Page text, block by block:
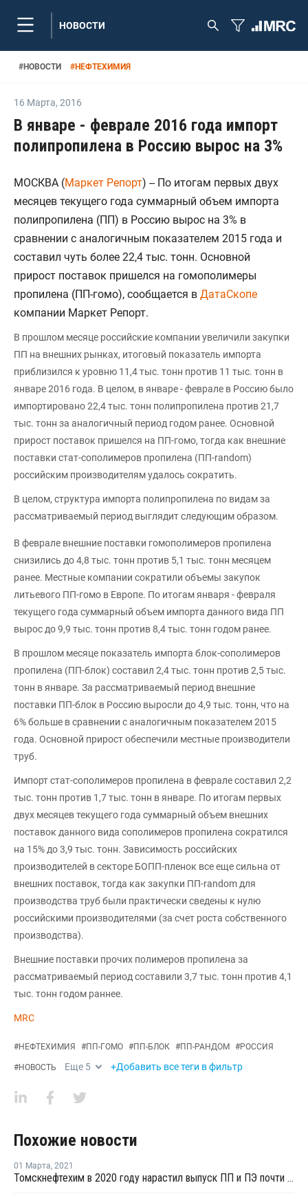
НОВОСТИ
#НОВОСТИ #НЕФТЕХИМИЯ
16 Марта, 2016
В январе - феврале 2016 года импорт
полипропилена в Россию вырос на 3%
МОСКВА (Маркет Репорт) -- По итогам первых двух
месяцев текущего года суммарный объем импорта
полипропилена (ПП) в Россию вырос на 3% в
сравнении с аналогичным показателем 2015 года и
составил чуть более 22,4 тыс. тонн. Основной
прирост поставок пришелся на гомополимеры
пропилена (ПП-гомо), сообщается в ДатаСкопе
компании Маркет Репорт.
В прошлом месяце российские компании увеличили закупки
ПП на внешних рынках, итоговый показатель импорта
приблизился к уровню 11,4 тыс. тонн против 11 тыс. тонн в
январе 2016 года. В целом, в январе - феврале в Россию было
импортировано 22,4 тыс. тонн полипропилена против 21,7
тыс. тонн за аналогичный период годом ранее. Основной
прирост поставок пришелся на ПП-гомо, тогда как внешние
поставки стат-сополимеров пропилена (ПП-random)
российским производителям удалось сократить.
В целом, структура импорта полипропилена по видам за
рассматриваемый период выглядит следующим образом.
В феврале внешние поставки гомополимеров пропилена
снизились до 4,8 тыс. тонн против 5,1 тыс. тонн месяцем
ранее. Местные компании сократили объемы закупок
литьевого ПП-гомо в Европе. По итогам января - февраля
текущего года суммарный объем импорта данного вида ПП
вырос до 9,9 тыс. тонн против 8,4 тыс. тонн годом ранее.
В прошлом месяце показатель импорта блок-сополимеров
пропилена (ПП-блок) составил 2,4 тыс. тонн против 2,5 тыс.
тонн в январе. За рассматриваемый период внешние
поставки ПП-блок в Россию выросли до 4,9 тыс. тонн, что на
6% больше в сравнении с аналогичным показателем 2015
года. Основной прирост обеспечили местные производители
труб.
Импорт стат-сополимеров пропилена в феврале составил 2,2
тыс. тонн против 1,7 тыс. тонн в январе. По итогам первых
двух месяцев текущего года суммарный объем внешних
поставок данного вида сополимеров пропилена сократился
на 15% до 3,9 тыс. тонн. Зависимость российских
производителей в секторе БОПП-пленок все еще сильна от
внешних поставок, тогда как закупки ПП-random для
производства труб были практически сведены к нулю
российскими производителями (за счет роста собственного
производства).
Внешние поставки прочих полимеров пропилена за
рассматриваемый период составили 3,7 тыс. тонн против 4,1
тыс. тонн годом раннее.
MRC
#НЕФТЕХИМИЯ #ПП-ГОМО #ПП-БЛОК #ПП-РАНДОМ #РОССИЯ
#НОВОСТЬ Еще 5 +Добавить все теги в фильтр
Похожие новости
01 Марта, 2021
Томскнефтехим в 2020 году нарастил выпуск ПП и ПЭ почти на 2%